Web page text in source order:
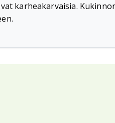
karheakarvaisia.